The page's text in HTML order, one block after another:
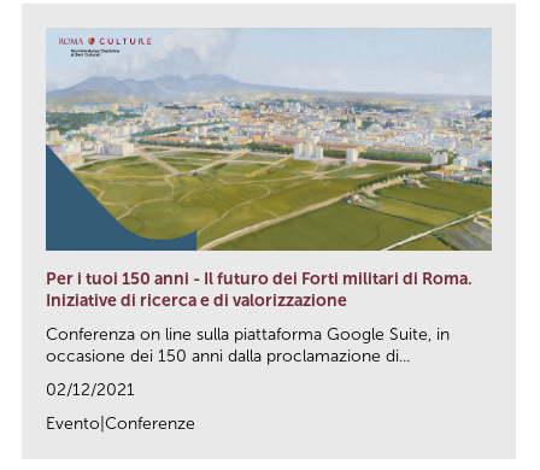
Per i tuoi 150 anni - Il futuro dei Forti militari di Roma.
Iniziative di ricerca e di valorizzazione
Conferenza on line sulla piattaforma Google Suite, in
occasione dei 150 anni dalla proclamazione di...
02/12/2021
Evento|Conferenze